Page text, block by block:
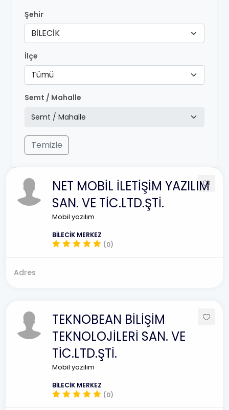
Şehir
BİLECİK
İlçe
Tümü
Semt / Mahalle
Temizle
NET MOBİL İLETİŞİM YAZILIM
SAN. VE TİC.LTD.ŞTİ.
Mobil yazılım
BİLECİK MERKEZ
(0)
Adres
TEKNOBEAN BİLİŞİM
TEKNOLOJİLERİ SAN. VE
TİC.LTD.ŞTİ.
Mobil yazılım
BİLECİK MERKEZ
(0)